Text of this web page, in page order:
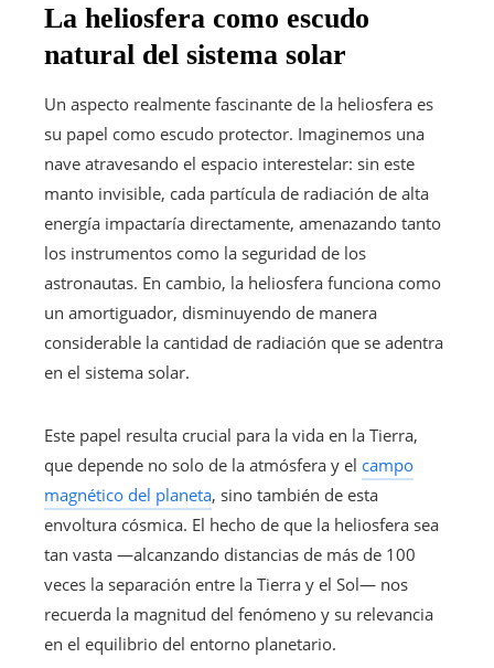
La heliosfera como escudo
natural del sistema solar
Un aspecto realmente fascinante de la heliosfera es
su papel como escudo protector. Imaginemos una
nave atravesando el espacio interestelar: sin este
manto invisible, cada partícula de radiación de alta
energía impactaría directamente, amenazando tanto
los instrumentos como la seguridad de los
astronautas. En cambio, la heliosfera funciona como
un amortiguador, disminuyendo de manera
considerable la cantidad de radiación que se adentra
en el sistema solar.
Este papel resulta crucial para la vida en la Tierra,
que depende no solo de la atmósfera y el campo
magnético del planeta, sino también de esta
envoltura cósmica. El hecho de que la heliosfera sea
tan vasta —alcanzando distancias de más de 100
veces la separación entre la Tierra y el Sol— nos
recuerda la magnitud del fenómeno y su relevancia
en el equilibrio del entorno planetario.